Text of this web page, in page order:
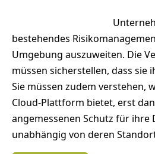
bestehendes
Umgebung auszuweiten. Die
müssen sicherstellen, dass sie
Sie müssen zudem verstehen,
Cloud-Plattform bietet, erst
angemessenen Schutz für ihre
unabhängig von deren